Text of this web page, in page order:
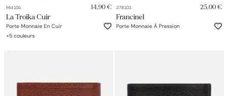
Md104 14,90 €
La Troika Cuir
Porte Monnaie En Cuir
+5 couleurs
278101 25,00 €
Francinel
Porte Monnaie À Pression